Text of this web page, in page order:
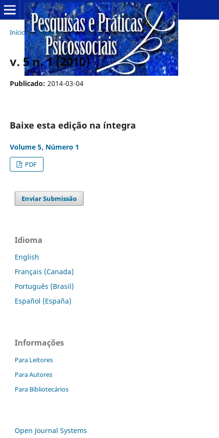
Início / Arquivos / v. 5 n. 1 (2010)
v. 5 n. 1 (2010)
Publicado: 2014-03-04
Baixe esta edição na íntegra
Volume 5, Número 1
PDF
Enviar Submissão
Idioma
English
Français (Canada)
Português (Brasil)
Español (España)
Informações
Para Leitores
Para Autores
Para Bibliotecários
Open Journal Systems